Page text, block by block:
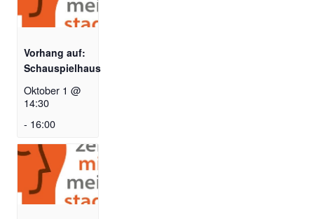
Vorhang auf:
Schauspielhaus
Oktober 1 @
14:30
- 16:00